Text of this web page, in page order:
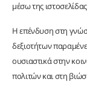
μέσω της
Η επένδυση στη
δεξιοτήτων
ουσιαστικά στην
πολιτών και στη